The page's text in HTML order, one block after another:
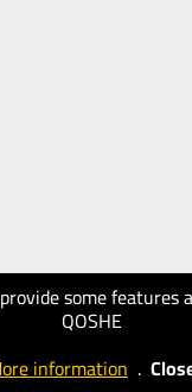
some features
QOSHE
information .